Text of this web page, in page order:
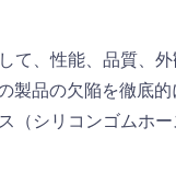
て、性能、品質、
製品の欠陥を徹底
（シリコンゴムホ